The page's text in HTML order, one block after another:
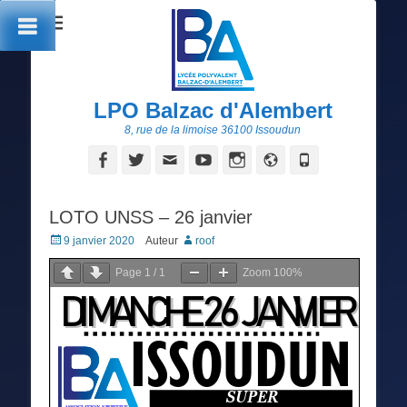
LPO Balzac d'Alembert
8, rue de la limoise 36100 Issoudun
FacebookTwitterAdresseYouTubeInstagram
Site
LOTO UNSS – 26 janvier
Posted
on
9 janvier 2020 Auteur roof
Page 1 / 1 Zoom 100%